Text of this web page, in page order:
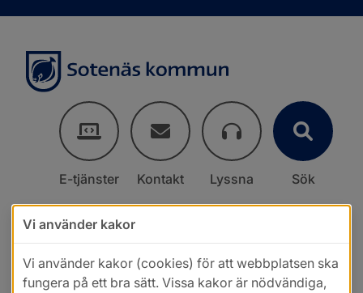
E-tjänster Kontakt Lyssna Sök
Vi använder kakor
Vi använder kakor (cookies) för att webbplatsen ska
fungera på ett bra sätt. Vissa kakor är nödvändiga,